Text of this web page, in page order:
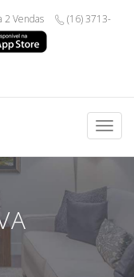
2 Vendas
(16) 3713-